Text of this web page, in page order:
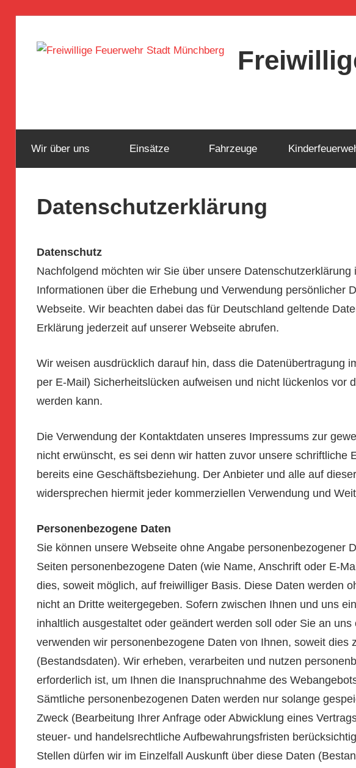
Inhalt
Münchberg
Wir über uns Einsätze Fahrzeuge
Datenschutzerklärung
Datenschutz
Nachfolgend möchten wir Sie über unsere
Informationen über die Erhebung und Verwendung persönlicher
Webseite. Wir beachten dabei das für Deutschland geltende
Erklärung jederzeit auf unserer Webseite abrufen.
Wir weisen ausdrücklich darauf hin, dass die Datenübertragung
per E-Mail) Sicherheitslücken aufweisen und nicht lückenlos vor
werden kann.
Die Verwendung der Kontaktdaten unseres Impressums zur
nicht erwünscht, es sei denn wir hatten zuvor unsere schriftliche
bereits eine Geschäftsbeziehung. Der Anbieter und alle auf
widersprechen hiermit jeder kommerziellen Verwendung und
Personenbezogene Daten
Sie können unsere Webseite ohne Angabe personenbezogener
Seiten personenbezogene Daten (wie Name, Anschrift oder E-
dies, soweit möglich, auf freiwilliger Basis. Diese Daten werden
nicht an Dritte weitergegeben. Sofern zwischen Ihnen und uns
inhaltlich ausgestaltet oder geändert werden soll oder Sie an
verwenden wir personenbezogene Daten von Ihnen, soweit dies
(Bestandsdaten). Wir erheben, verarbeiten und nutzen
erforderlich ist, um Ihnen die Inanspruchnahme des
Sämtliche personenbezogenen Daten werden nur solange
Zweck (Bearbeitung Ihrer Anfrage oder Abwicklung eines
steuer- und handelsrechtliche Aufbewahrungsfristen
Stellen dürfen wir im Einzelfall Auskunft über diese Daten